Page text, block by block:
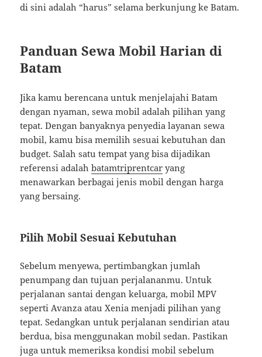
di sini adalah “harus” selama berkunjung ke Batam.
Panduan Sewa Mobil Harian di
Batam
Jika kamu berencana untuk menjelajahi Batam
dengan nyaman, sewa mobil adalah pilihan yang
tepat. Dengan banyaknya penyedia layanan sewa
mobil, kamu bisa memilih sesuai kebutuhan dan
budget. Salah satu tempat yang bisa dijadikan
referensi adalahbatamtriprentcar yang
menawarkan berbagai jenis mobil dengan harga
yang bersaing.
Pilih Mobil Sesuai Kebutuhan
Sebelum menyewa, pertimbangkan jumlah
penumpang dan tujuan perjalananmu. Untuk
perjalanan santai dengan keluarga, mobil MPV
seperti Avanza atau Xenia menjadi pilihan yang
tepat. Sedangkan untuk perjalanan sendirian atau
berdua, bisa menggunakan mobil sedan. Pastikan
juga untuk memeriksa kondisi mobil sebelum